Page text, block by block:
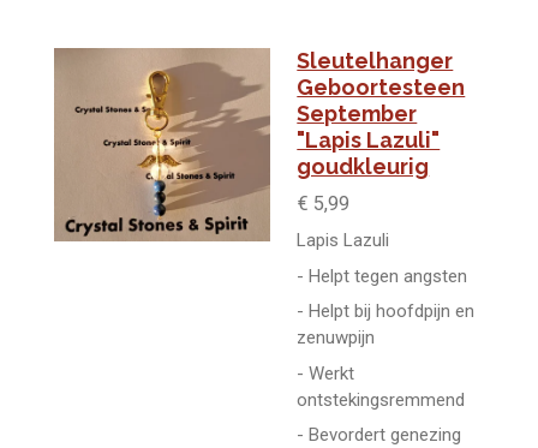
Sleutelhanger
Geboortesteen
September
"Lapis Lazuli"
goudkleurig
€ 5,99
Lapis Lazuli
- Helpt tegen angsten
- Helpt bij hoofdpijn en
zenuwpijn
- Werkt
ontstekingsremmend
- Bevordert genezing